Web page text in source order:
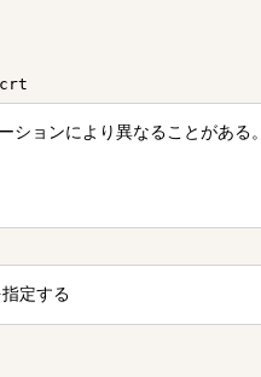
ションにより異なることがある。
定する